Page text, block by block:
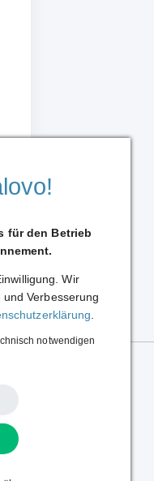
für den Betrieb
Wir
Verbesserung
notwendigen